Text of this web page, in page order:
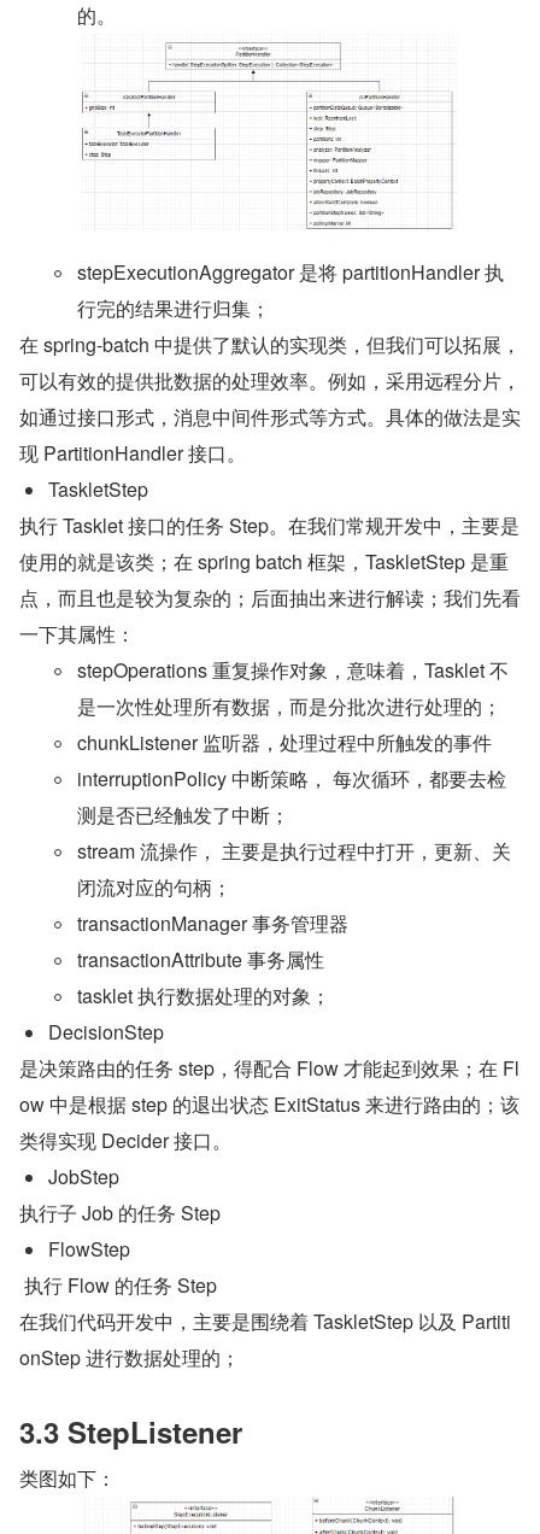
的。
stepExecutionAggregator 是将 partitionHandler 执
行完的结果进行归集；
在 spring-batch 中提供了默认的实现类，但我们可以拓展，
可以有效的提供批数据的处理效率。例如，采用远程分片，
如通过接口形式，消息中间件形式等方式。具体的做法是实
现 PartitionHandler 接口。
TaskletStep
执行 Tasklet 接口的任务 Step。在我们常规开发中，主要是
使用的就是该类；在 spring batch 框架，TaskletStep 是重
点，而且也是较为复杂的；后面抽出来进行解读；我们先看
一下其属性：
stepOperations 重复操作对象，意味着，Tasklet 不
是一次性处理所有数据，而是分批次进行处理的；
chunkListener 监听器，处理过程中所触发的事件
interruptionPolicy 中断策略， 每次循环，都要去检
测是否已经触发了中断；
stream 流操作， 主要是执行过程中打开，更新、关
闭流对应的句柄；
transactionManager 事务管理器
transactionAttribute 事务属性
tasklet 执行数据处理的对象；
DecisionStep
是决策路由的任务 step，得配合 Flow 才能起到效果；在 Fl
ow 中是根据 step 的退出状态 ExitStatus 来进行路由的；该
类得实现 Decider 接口。
JobStep
执行子 Job 的任务 Step
FlowStep
执行 Flow 的任务 Step
在我们代码开发中，主要是围绕着 TaskletStep 以及 Partiti
onStep 进行数据处理的；
3.3 StepListener
类图如下：